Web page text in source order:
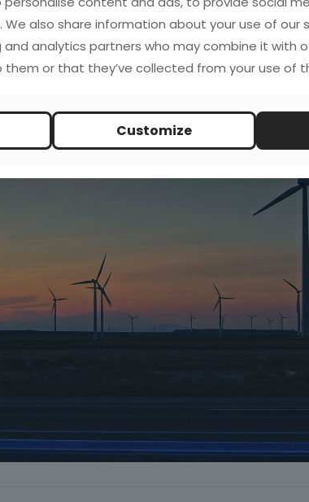
el techo productivo de décadas, quizás
que explican parte de esta crisis no es
de las sociedades “modernas”. Hay quien
guiños, derivados de la progresiva extinción
also share information about your use of our
and analytics partners who may combine it with
them or that they’ve collected from your use of
Customize